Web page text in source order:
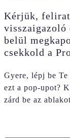
Kérjük,
visszaigazoló
belül
csekkold a
Gyere, lépj be
ezt a pop-upot?
zárd be az